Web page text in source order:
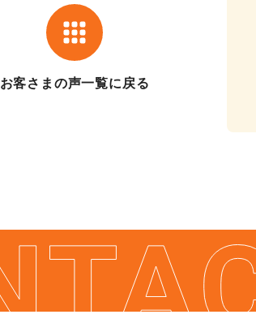
お客さまの声一覧に戻る